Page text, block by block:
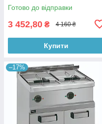
Готово до відправки
3 452,80 ₴ 4 160 ₴
Купити
–17%